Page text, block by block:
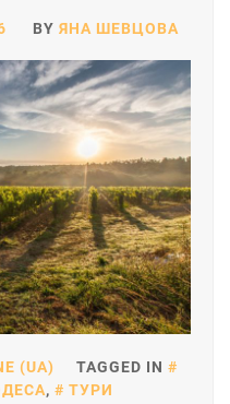
BY ЯНА ШЕВЦОВА
(UA)
TAGGED IN
, ТУРИ